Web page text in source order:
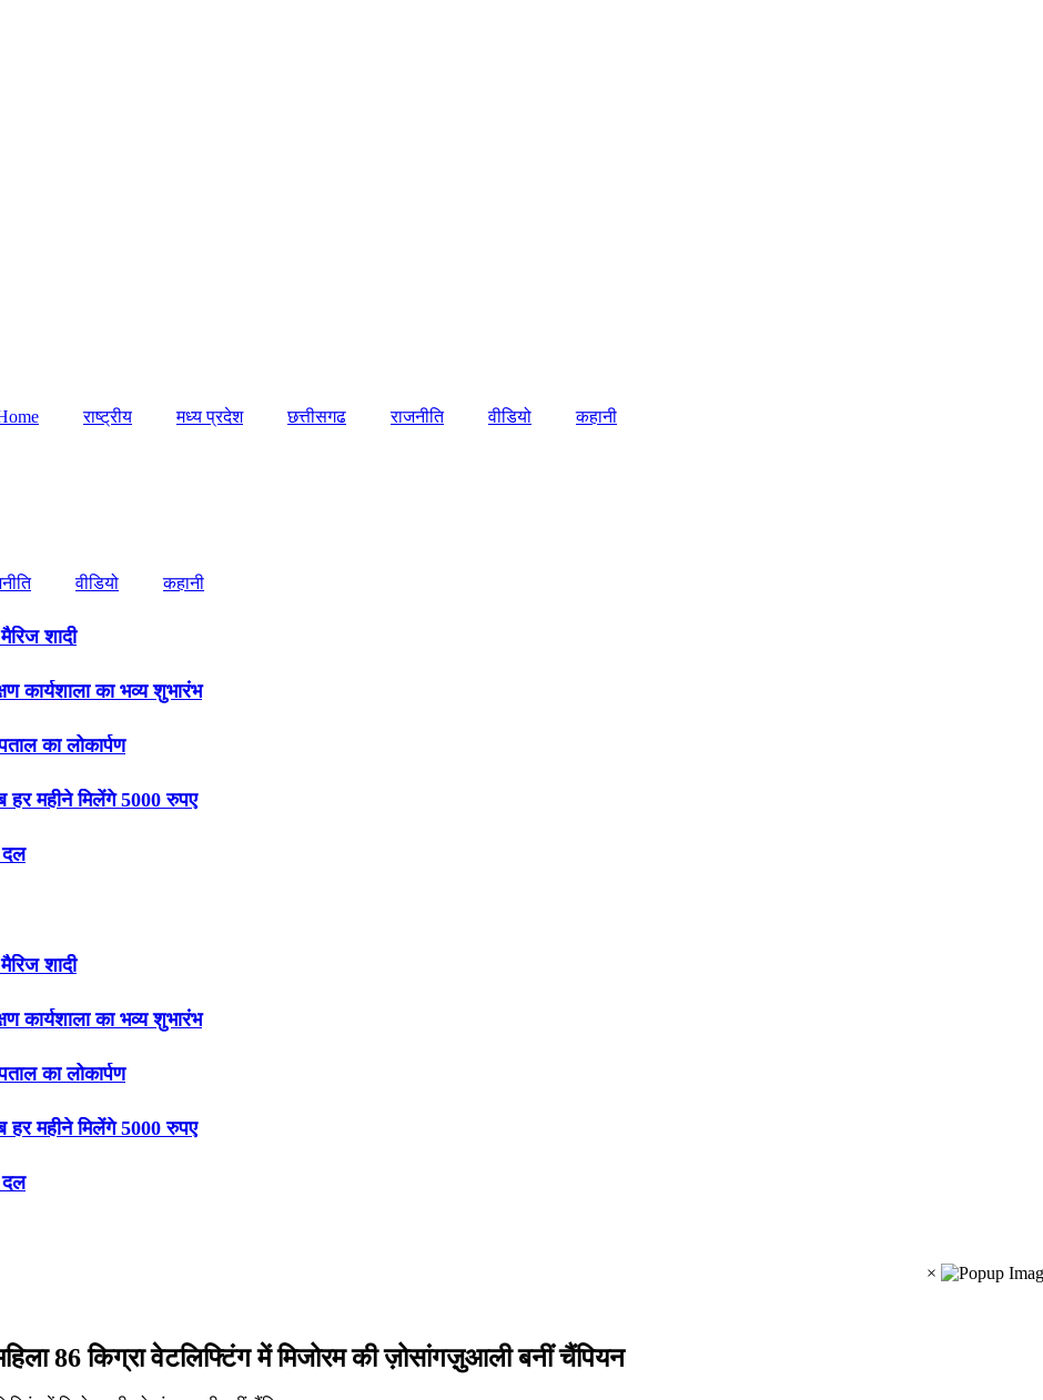
राष्ट्रीय मध्य प्रदेश छत्तीसगढ राजनीति वीडियो कहानी
वीडियो कहानी
शादी
कार्यशाला का भव्य शुभारंभ
का लोकार्पण
महीने मिलेंगे 5000 रुपए
दल
शादी
कार्यशाला का भव्य शुभारंभ
का लोकार्पण
महीने मिलेंगे 5000 रुपए
दल
×
86 किग्रा वेटलिफ्टिंग में मिजोरम की ज़ोसांगज़ुआली बनीं चैंपियन